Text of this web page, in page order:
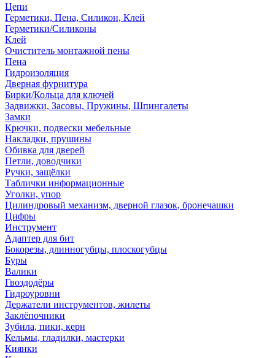
Цепи
Герметики, Пена, Силикон, Клей
Герметики/Силиконы
Клей
Очиститель монтажной пены
Пена
Гидроизоляция
Дверная фурнитура
Бирки/Кольца для ключей
Задвижки, Засовы, Пружины, Шпингалеты
Замки
Крючки, подвески мебельные
Накладки, прушины
Обивка для дверей
Петли, доводчики
Ручки, защёлки
Таблички информационные
Уголки, упор
Цилиндровый механизм, дверной глазок, бронечашки
Цифры
Инструмент
Адаптер для бит
Бокорезы, длинногубцы, плоскогубцы
Буры
Валики
Гвоздодёры
Гидроуровни
Держатели инструментов, жилеты
Заклёпочники
Зубила, пики, керн
Кельмы, гладилки, мастерки
Киянки